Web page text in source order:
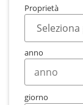
Proprietà
anno
giorno